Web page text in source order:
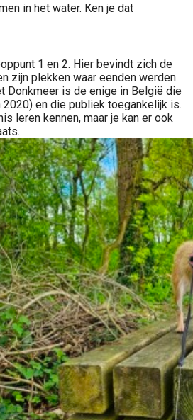
in het water. Ken je dat
1 en 2. Hier bevindt zich de
zijn plekken waar eenden werden
Donkmeer is de enige in België die
en die publiek toegankelijk is.
leren kennen, maar je kan er ook